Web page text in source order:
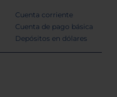
Cuenta corriente
Cuenta de pago básica
Depósitos en dólares